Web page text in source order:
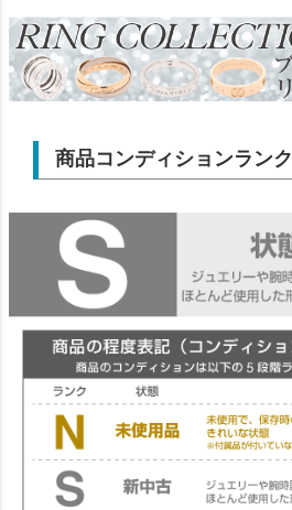
商品コンディションランク